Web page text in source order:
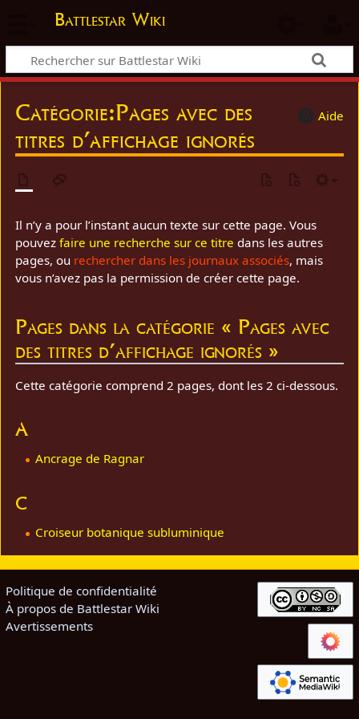
Battlestar Wiki
Aide
Catégorie:Pages avec des
titres d’affichage ignorés
Il n’y a pour l’instant aucun texte sur cette page. Vous
pouvezfaire une recherche sur ce titre dans les autres
pages, ou rechercher dans les journaux associés, mais
vous n’avez pas la permission de créer cette page.
Pages dans la catégorie « Pages avec
des titres d’affichage ignorés »
Cette catégorie comprend 2 pages, dont les 2 ci-dessous.
A
Ancrage de Ragnar
C
Croiseur botanique subluminique
Politique de confidentialité
À propos de Battlestar Wiki
Avertissements